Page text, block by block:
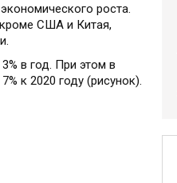
роста.
кроме США и Китая,
в год. При этом в
к 2020 году (рисунок).